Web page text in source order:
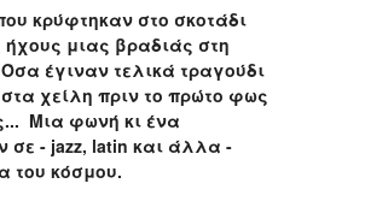
κρύφτηκαν στο σκοτάδι
ήχους μιας βραδιάς στη
έγιναν τελικά τραγούδι
χείλη πριν το πρώτο φως
Μια φωνή κι ένα
σε - jazz, latin και άλλα -
του κόσμου.